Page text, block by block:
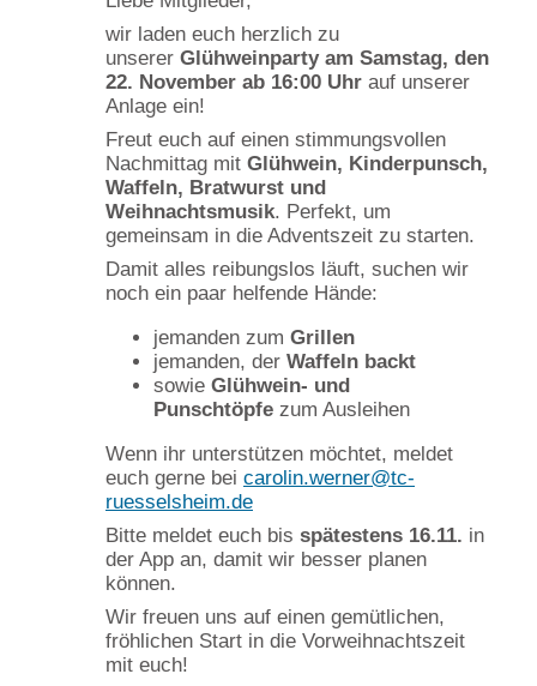
wir laden euch herzlich zu
unserer Glühweinparty am Samstag, den
22. November ab 16:00 Uhr auf unserer
Anlage ein!
Freut euch auf einen stimmungsvollen
Nachmittag mit Glühwein, Kinderpunsch,
Waffeln, Bratwurst und
Weihnachtsmusik. Perfekt, um
gemeinsam in die Adventszeit zu starten.
Damit alles reibungslos läuft, suchen wir
noch ein paar helfende Hände:
jemanden zum Grillen
jemanden, der Waffeln backt
sowie Glühwein- und
Punschtöpfe zum Ausleihen
Wenn ihr unterstützen möchtet, meldet
euch gerne bei carolin.werner@tc-
ruesselsheim.de
Bitte meldet euch bis spätestens 16.11. in
der App an, damit wir besser planen
können.
Wir freuen uns auf einen gemütlichen,
fröhlichen Start in die Vorweihnachtszeit
mit euch!